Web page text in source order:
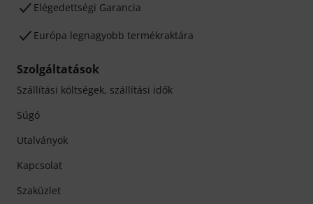
Elégedettségi Garancia
Európa legnagyobb termékraktára
Szolgáltatások
Szállítási költségek, szállítási idők
Súgó
Utalványok
Kapcsolat
Szaküzlet